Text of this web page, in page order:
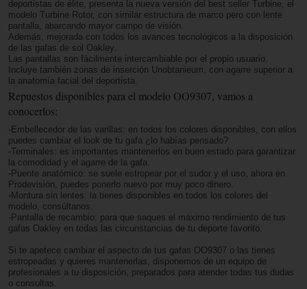
deportistas de élite, presenta la nueva versión del best seller Turbine, el
modelo Turbine Rotor, con similar estructura de marco pero con lente
pantalla, abarcando mayor campo de visión.
Además, mejorada con todos los avances tecnológicos a la disposición
de las gafas de sol Oakley.
Las pantallas son fácilmente intercambiable por el propio usuario.
Incluye también zonas de inserción Unobtanieum, con agarre superior a
la anatomía facial del deportista.
Repuestos disponibles para el modelo OO9307, vamos a
conocerlos:
-Embellecedor de las varillas: en todos los colores disponibles, con ellos
puedes cambiar el look de tu gafa ¿lo habías pensado?
-Terminales: es importantes mantenerlos en buen estado para garantizar
la comodidad y el agarre de la gafa.
-Puente anatómico: se suele estropear por el sudor y el uso, ahora en
Prodevisión, puedes ponerlo nuevo por muy poco dinero.
-Montura sin lentes: la tienes disponibles en todos los colores del
modelo, consúltanos.
-Pantalla de recambio: para que saques el máximo rendimiento de tus
gafas Oakley en todas las circunstancias de tu deporte favorito.
Si te apetece cambiar el aspecto de tus gafas OO9307 o las tienes
estropeadas y quieres mantenerlas, disponemos de un equipo de
profesionales a tu disposición, preparados para atender todas tus dudas
o consultas.